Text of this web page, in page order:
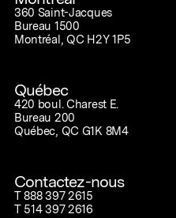
360 Saint-Jacques
Bureau 1500
Montréal, QC H2Y 1P5
Québec
420 boul. Charest E.
Bureau 200
Québec, QC G1K 8M4
Contactez-nous
T888 397 2615
T 514 397 2616